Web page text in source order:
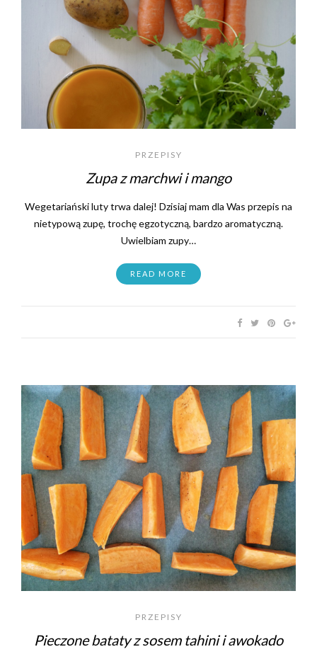
PRZEPISY
Zupa z marchwi i mango
Wegetariański luty trwa dalej! Dzisiaj mam dla Was przepis na
nietypową zupę, trochę egzotyczną, bardzo aromatyczną.
Uwielbiam zupy…
READ MORE
PRZEPISY
Pieczone bataty z sosem tahini i awokado